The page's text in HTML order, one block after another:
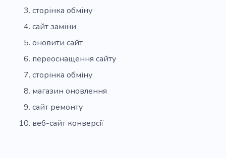
сторінка обміну
сайт заміни
оновити сайт
переоснащення сайту
сторінка обміну
магазин оновлення
сайт ремонту
веб-сайт конверсії